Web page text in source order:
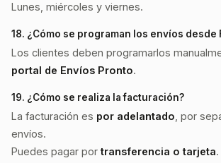
Lunes, miércoles y viernes.
18. ¿Cómo se programan los envíos desde
Los clientes deben programarlos
portal de Envíos Pronto.
19. ¿Cómo se realiza la facturación?
La facturación es por adelantado , por
envíos.
Puedes pagar portransferencia o tarjeta.